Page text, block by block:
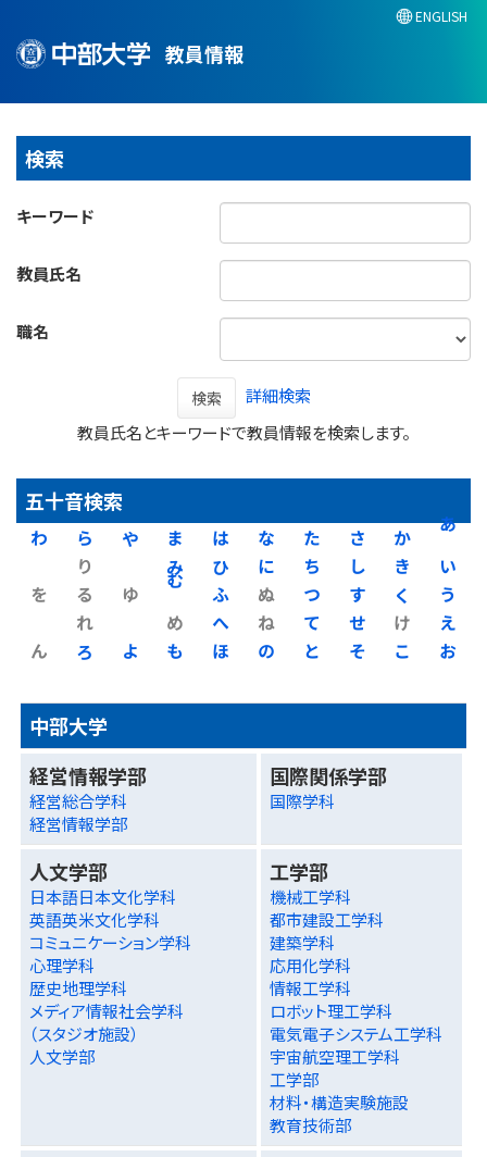
教員情報
ENGLISH
検索
キーワード
教員氏名
職名
検索
詳細検索
教員氏名とキーワードで教員情報を検索します。
五十音検索
あ
い
う
え
お
か
き
く
け
こ
さ
し
す
せ
そ
た
ち
つ
て
と
な
に
ぬ
ね
の
は
ひ
ふ
へ
ほ
ま
み
む
め
も
や
ゆ
よ
ら
り
る
れ
ろ
わ
を
ん
中部大学
経営情報学部
経営総合学科
経営情報学部
国際関係学部
国際学科
人文学部
日本語日本文化学科
英語英米文化学科
コミュニケーション学科
心理学科
歴史地理学科
メディア情報社会学科
（スタジオ施設）
人文学部
工学部
機械工学科
都市建設工学科
建築学科
応用化学科
情報工学科
ロボット理工学科
電気電子システム工学科
宇宙航空理工学科
工学部
材料・構造実験施設
教育技術部